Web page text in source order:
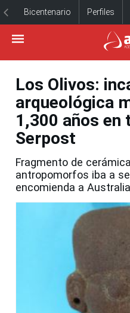
Bicentenario Perfiles
Los Olivos:
arqueológica
1,300 años en
Serpost
Fragmento de
antropomorfos iba a
encomienda a Australia